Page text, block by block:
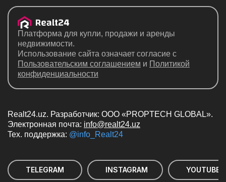
Платформа для купли, продажи и аренды
недвижимости.
Использование сайта означает согласие с
Пользовательским соглашением и Политикой
конфиденциальности
Realt24.uz. Разработчик: ООО «PROPTECH GLOBAL».
Электронная почта: info@realt24.uz
Teх. поддержка: @info_Realt24
TELEGRAM INSTAGRAM YOUTUBE